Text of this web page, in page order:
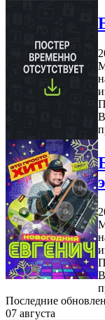
Последние
07 августа